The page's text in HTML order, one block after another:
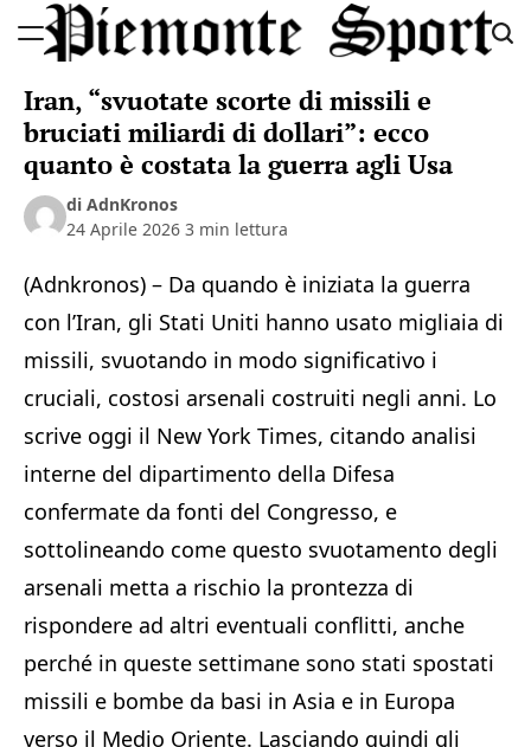
to
Sport
Iran, “svuotate scorte di missili e
bruciati miliardi di dollari”: ecco
quanto è costata la guerra agli Usa
di AdnKronos
24 Aprile 2026 3 min lettura
(Adnkronos) – Da quando è iniziata la guerra
con l’Iran, gli Stati Uniti hanno usato migliaia di
missili, svuotando in modo significativo i
cruciali, costosi arsenali costruiti negli anni. Lo
scrive oggi il New York Times, citando analisi
interne del dipartimento della Difesa
confermate da fonti del Congresso, e
sottolineando come questo svuotamento degli
arsenali metta a rischio la prontezza di
rispondere ad altri eventuali conflitti, anche
perché in queste settimane sono stati spostati
missili e bombe da basi in Asia e in Europa
verso il Medio Oriente. Lasciando quindi gli